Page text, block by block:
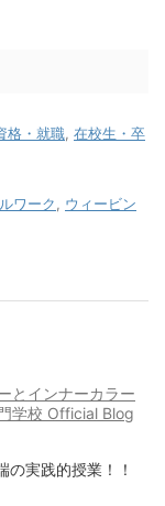
格・就職, 在校生・卒
ワーク, ウィービン
とインナーカラー
学校 Official Blog
実践的授業！！